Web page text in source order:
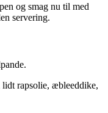
og smag nu til med
servering.
rapsolie, æbleeddike,